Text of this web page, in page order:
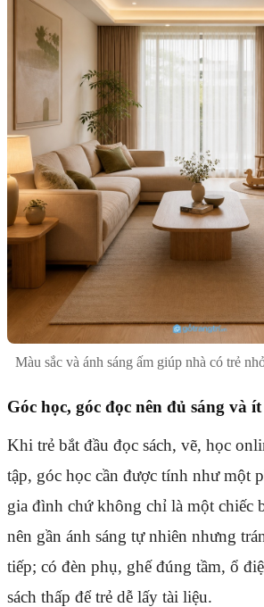
Màu sắc và ánh sáng ấm giúp nhà có trẻ
Góc học, góc đọc nên đủ sáng và
Khi trẻ bắt đầu đọc sách, vẽ, học
tập, góc học cần được tính như một
gia đình chứ không chỉ là một chiếc
nên gần ánh sáng tự nhiên nhưng
tiếp; có đèn phụ, ghế đúng tầm, ổ
sách thấp để trẻ dễ lấy tài liệu.